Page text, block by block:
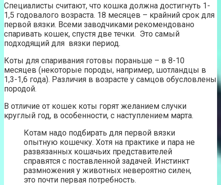
Специалисты считают, что кошка должна достигнуть 1-
1,5 годовалого возраста. 18 месяцев – крайний срок для
первой вязки. Всеми заводчиками рекомендовано
спаривать кошек, спустя две течки. Это самый
подходящий для вязки период.
Коты для спаривания готовы пораньше – в 8-10
месяцев (некоторые породы, например, шотландцы в
1,3-1,6 года). Различия в возрасте у самцов обусловлены
породой.
В отличие от кошек коты горят желанием случки
круглый год, в особенности, с наступлением марта.
Котам надо подбирать для первой вязки
опытную кошечку. Хотя на практике и пара не
развязанных кошачьих представителей
справятся с поставленной задачей. Инстинкт
размножения у животных невероятно силен,
это почти первая потребность.